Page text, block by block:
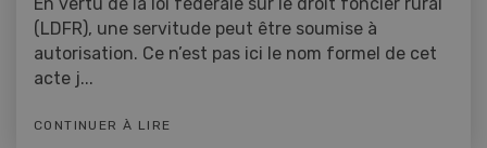
(LDFR), une servitude peut être soumise à
autorisation. Ce n’est pas ici le nom formel de cet
acte j...
CONTINUER À LIRE